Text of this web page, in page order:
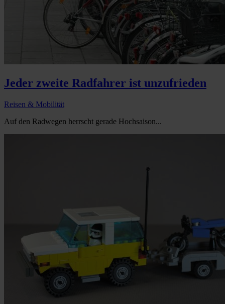
Jeder zweite Radfahrer ist unzufrieden
Reisen & Mobilität
Auf den Radwegen herrscht gerade Hochsaison...